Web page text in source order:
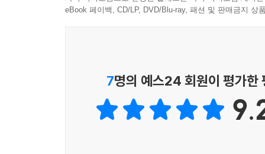
eBook 페이백, CD/LP, DVD/Blu-ray, 패션 및 판매금지 상
7명의 예스24 회원이 평가한